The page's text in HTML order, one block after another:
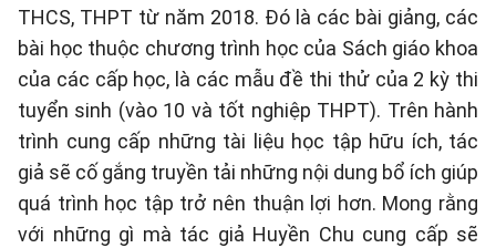
THCS, THPT từ năm 2018. Đó là các bài giảng, các
bài học thuộc chương trình học của Sách giáo khoa
của các cấp học, là các mẫu đề thi thử của 2 kỳ thi
tuyển sinh (vào 10 và tốt nghiệp THPT). Trên hành
trình cung cấp những tài liệu học tập hữu ích, tác
giả sẽ cố gắng truyền tải những nội dung bổ ích giúp
quá trình học tập trở nên thuận lợi hơn. Mong rằng
với những gì mà tác giả Huyền Chu cung cấp sẽ